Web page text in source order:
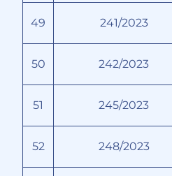
49 241/2023
50 242/2023
51 245/2023
52 248/2023